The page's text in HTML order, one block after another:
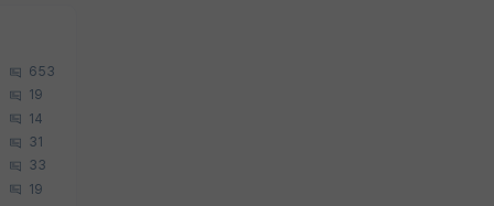
653
19
14
31
33
19